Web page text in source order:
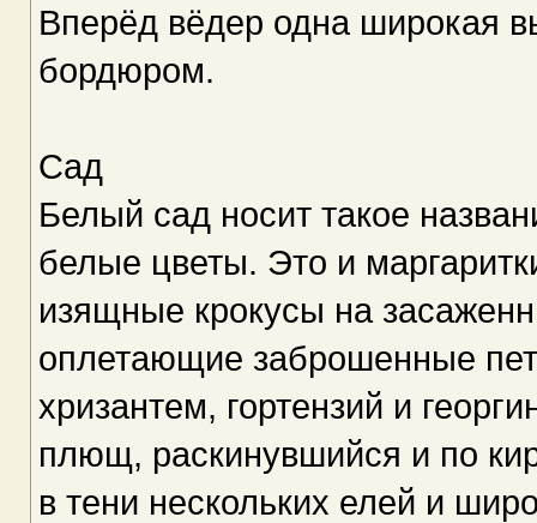
Вперёд вёдер одна широкая
бордюром.
Сад
Белый сад носит такое
белые цветы. Это и
изящные крокусы на
оплетающие заброшенные
хризантем, гортензий и
плющ, раскинувшийся и по
в тени нескольких елей и